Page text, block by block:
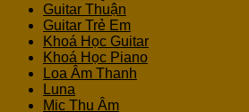
Guitar Thuận
Guitar Trẻ Em
Khoá Học Guitar
Khoá Học Piano
Loa Âm Thanh
Luna
Mic Thu Âm